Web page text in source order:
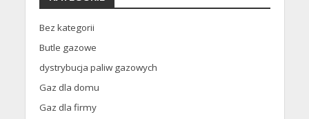
Bez kategorii
Butle gazowe
dystrybucja paliw gazowych
Gaz dla domu
Gaz dla firmy